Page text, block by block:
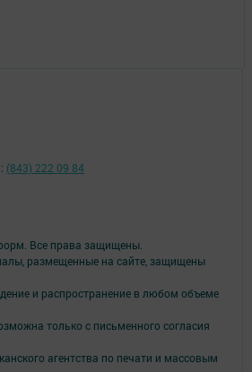
Все права защищены.
размещенные на сайте, защищены
и распространение в любом объеме
только с письменного согласия
агентства по печати и массовым
(843) 222 09 84